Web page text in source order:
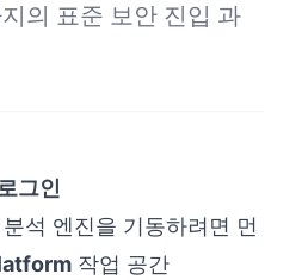
의 표준 보안 진입 과
그인
석 엔진을 기동하려면 먼
작업 공간